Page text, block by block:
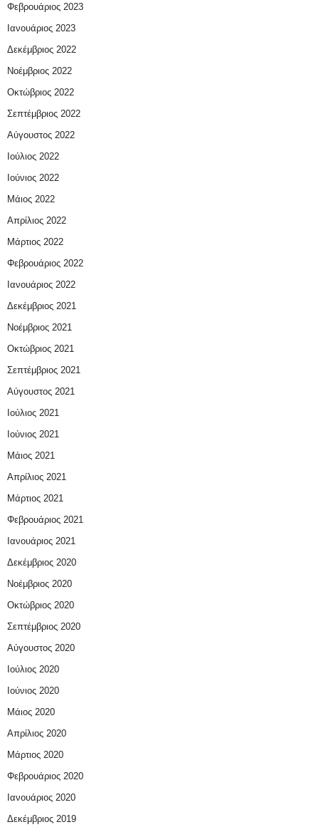
Φεβρουάριος 2023
Ιανουάριος 2023
Δεκέμβριος 2022
Νοέμβριος 2022
Οκτώβριος 2022
Σεπτέμβριος 2022
Αύγουστος 2022
Ιούλιος 2022
Ιούνιος 2022
Μάιος 2022
Απρίλιος 2022
Μάρτιος 2022
Φεβρουάριος 2022
Ιανουάριος 2022
Δεκέμβριος 2021
Νοέμβριος 2021
Οκτώβριος 2021
Σεπτέμβριος 2021
Αύγουστος 2021
Ιούλιος 2021
Ιούνιος 2021
Μάιος 2021
Απρίλιος 2021
Μάρτιος 2021
Φεβρουάριος 2021
Ιανουάριος 2021
Δεκέμβριος 2020
Νοέμβριος 2020
Οκτώβριος 2020
Σεπτέμβριος 2020
Αύγουστος 2020
Ιούλιος 2020
Ιούνιος 2020
Μάιος 2020
Απρίλιος 2020
Μάρτιος 2020
Φεβρουάριος 2020
Ιανουάριος 2020
Δεκέμβριος 2019